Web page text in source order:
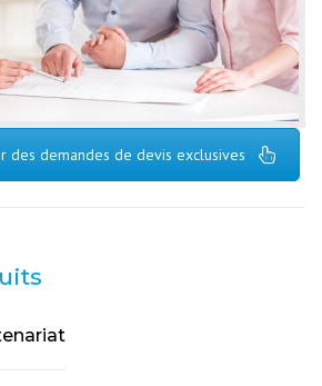
des demandes de devis exclusives